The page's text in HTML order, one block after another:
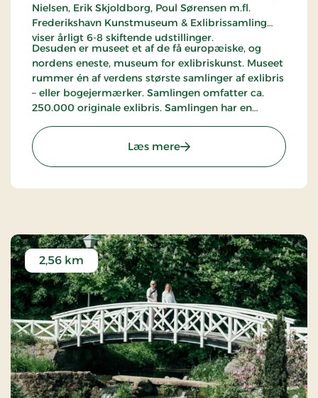
Nielsen, Erik Skjoldborg, Poul Sørensen m.fl.
Frederikshavn Kunstmuseum & Exlibrissamling
viser årligt 6-8 skiftende udstillinger.
Desuden er museet et af de få europæiske, og
nordens eneste, museum for exlibriskunst. Museet
rummer én af verdens største samlinger af exlibris
– eller bogejermærker. Samlingen omfatter ca.
250.000 originale exlibris. Samlingen har en
30.000 exlibris – www.art-exlibris.net
Læs mere: Frederikshavn
2,56 km